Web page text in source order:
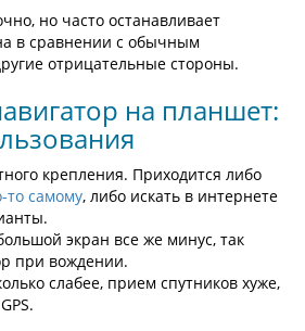
но часто останавливает
в сравнении с обычным
отрицательные стороны.
на планшет:
крепления. Приходится либо
то самому, либо искать в интернете
экран все же минус, так
при вождении.
слабее, прием спутников хуже,